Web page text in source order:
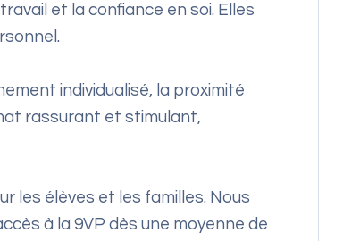
et la confiance en soi. Elles
individualisé, la proximité
rassurant et stimulant,
les élèves et les familles. Nous
à la 9VP dès une moyenne de